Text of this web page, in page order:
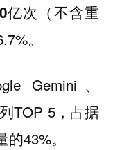
亿次 （不含重
。
Gemini、
TOP 5，占据
43%。